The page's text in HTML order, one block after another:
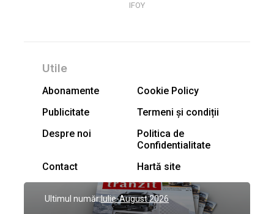
IFOY
Utile
Abonamente
Cookie Policy
Publicitate
Termeni și condiții
Despre noi
Politica de
Confidentialitate
Contact
Hartă site
Ultimul număr:Iulie-August 2026